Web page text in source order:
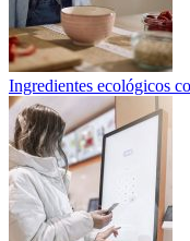
Ingredientes ecológicos